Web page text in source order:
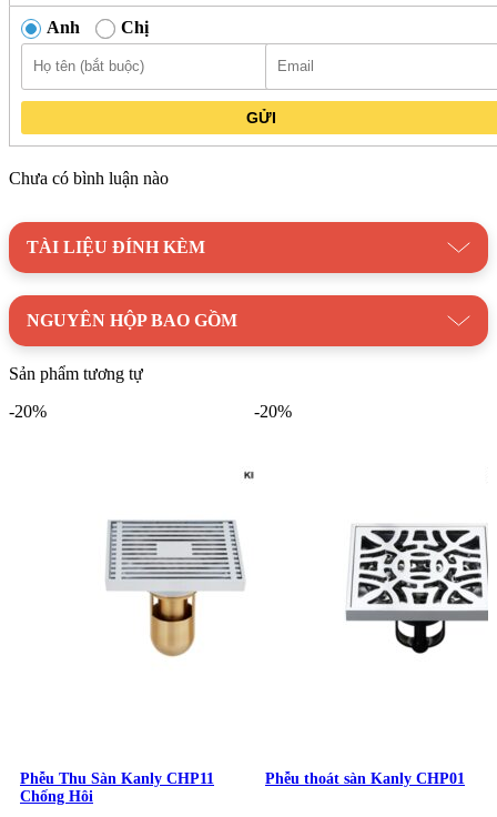
đồng thau bằng công nghệ nóng chảy, tạo kết cấu chắc chắn và
sử dụng ổn định lâu dài. Họa tiết đôi rồng đặc trưng mang lại
cách cổ điển hoặc sử dụng vật liệu sàn có tông màu trầm.
Lưu ý: Kích thước và trọng lượng của Kanly GCP82 được đo
thủ công nên có thể có sai số nhỏ. Nên vệ sinh thường xuyên
trình sử dụng.
Kiện Nhà Tắm Kanly/Phễu Thoát Sàn Kanly
Anh Chị
GỬI
Chưa có bình luận nào
TÀI LIỆU ĐÍNH KÈM
NGUYÊN HỘP BAO GỒM
Sản phẩm tương tự
-20%
Phễu Thu Sàn Kanly CHP11
Chống Hôi
-20%
Phễu thoát sàn Kanly CHP01